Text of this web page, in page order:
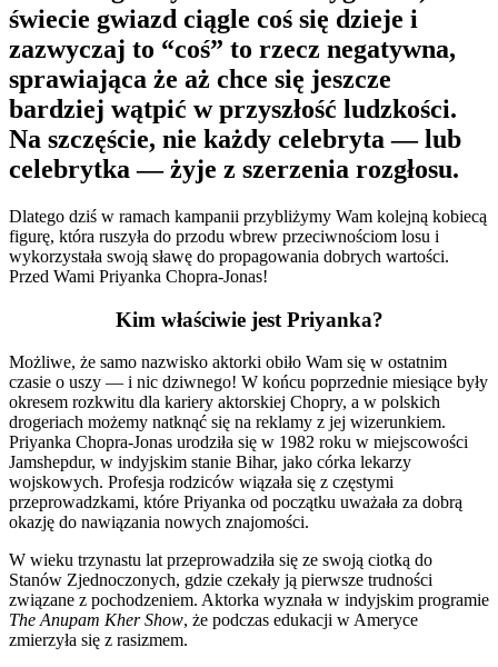
świecie gwiazd ciągle coś się dzieje i
zazwyczaj to “coś” to rzecz negatywna,
sprawiająca że aż chce się jeszcze
bardziej wątpić w przyszłość ludzkości.
Na szczęście, nie każdy celebryta — lub
celebrytka — żyje z szerzenia rozgłosu.
Dlatego dziś w ramach kampanii przybliżymy Wam kolejną kobiecą
figurę, która ruszyła do przodu wbrew przeciwnościom losu i
wykorzystała swoją sławę do propagowania dobrych wartości.
Przed Wami Priyanka Chopra-Jonas!
Kim właściwie jest Priyanka?
Możliwe, że samo nazwisko aktorki obiło Wam się w ostatnim
czasie o uszy — i nic dziwnego! W końcu poprzednie miesiące były
okresem rozkwitu dla kariery aktorskiej Chopry, a w polskich
drogeriach możemy natknąć się na reklamy z jej wizerunkiem.
Priyanka Chopra-Jonas urodziła się w 1982 roku w miejscowości
Jamshepdur, w indyjskim stanie Bihar, jako córka lekarzy
wojskowych. Profesja rodziców wiązała się z częstymi
przeprowadzkami, które Priyanka od początku uważała za dobrą
okazję do nawiązania nowych znajomości.
W wieku trzynastu lat przeprowadziła się ze swoją ciotką do
Stanów Zjednoczonych, gdzie czekały ją pierwsze trudności
związane z pochodzeniem. Aktorka wyznała w indyjskim programie
The Anupam Kher Show, że podczas edukacji w Ameryce
zmierzyła się z rasizmem.